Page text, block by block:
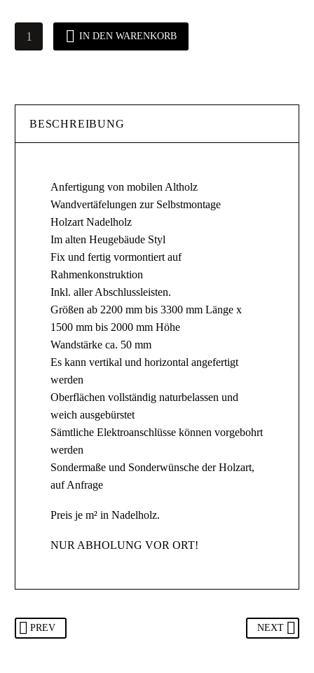
Wandvertäfelung
aus
IN DEN WARENKORB
BESCHREIBUNG
Anfertigung von mobilen Altholz
Wandvertäfelungen zur Selbstmontage
Holzart Nadelholz
Im alten Heugebäude Styl
Fix und fertig vormontiert auf
Rahmenkonstruktion
Inkl. aller Abschlussleisten.
Größen ab 2200 mm bis 3300 mm Länge x
1500 mm bis 2000 mm Höhe
Wandstärke ca. 50 mm
Es kann vertikal und horizontal angefertigt
werden
Oberflächen vollständig naturbelassen und
weich ausgebürstet
Sämtliche Elektroanschlüsse können vorgebohrt
werden
Sondermaße und Sonderwünsche der Holzart,
auf Anfrage
Preis je m² in Nadelholz.
NUR ABHOLUNG VOR ORT!
PREV NEXT